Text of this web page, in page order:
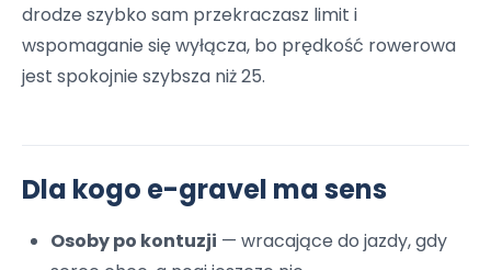
drodze szybko sam przekraczasz limit i
wspomaganie się wyłącza, bo prędkość rowerowa
jest spokojnie szybsza niż 25.
Dla kogo e-gravel ma sens
Osoby po kontuzji — wracające do jazdy, gdy